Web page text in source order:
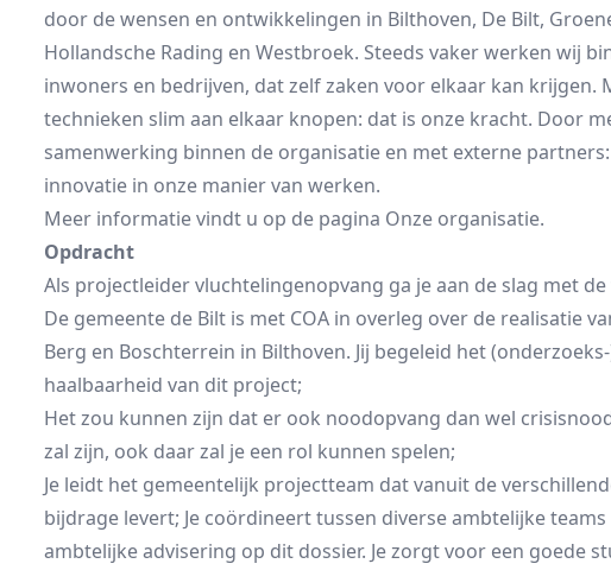
door de wensen en ontwikkelingen in Bilthoven, De Bilt,
Hollandsche Rading en Westbroek. Steeds vaker werken wij
inwoners en bedrijven, dat zelf zaken voor elkaar kan krijgen.
technieken slim aan elkaar knopen: dat is onze kracht. Door
samenwerking binnen de organisatie en met externe
innovatie in onze manier van werken.
Meer informatie vindt u op de pagina Onze organisatie.
Opdracht
Als projectleider vluchtelingenopvang ga je aan de slag met
De gemeente de Bilt is met COA in overleg over de realisatie
Berg en Boschterrein in Bilthoven. Jij begeleid het
haalbaarheid van dit project;
Het zou kunnen zijn dat er ook noodopvang dan wel
zal zijn, ook daar zal je een rol kunnen spelen;
Je leidt het gemeentelijk projectteam dat vanuit de
bijdrage levert; Je coördineert tussen diverse ambtelijke
ambtelijke advisering op dit dossier. Je zorgt voor een goede